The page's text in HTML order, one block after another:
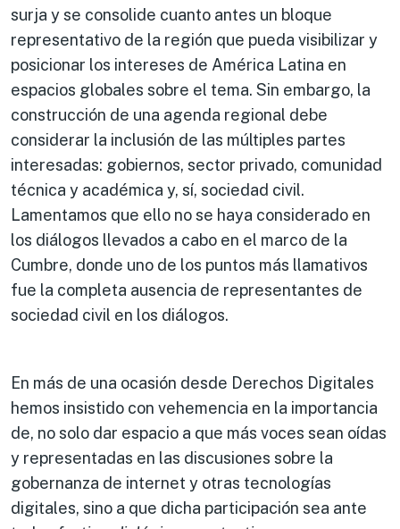
surja y se consolide cuanto antes un bloque
representativo de la región que pueda visibilizar y
posicionar los intereses de América Latina en
espacios globales sobre el tema. Sin embargo, la
construcción de una agenda regional debe
considerar la inclusión de las múltiples partes
interesadas: gobiernos, sector privado, comunidad
técnica y académica y, sí, sociedad civil.
Lamentamos que ello no se haya considerado en
los diálogos llevados a cabo en el marco de la
Cumbre, donde uno de los puntos más llamativos
fue la completa ausencia de representantes de
sociedad civil en los diálogos.
En más de una ocasión desde Derechos Digitales
hemos insistido con vehemencia en la importancia
de, no solo dar espacio a que más voces sean oídas
y representadas en las discusiones sobre la
gobernanza de internet y otras tecnologías
digitales, sino a que dicha participación sea ante